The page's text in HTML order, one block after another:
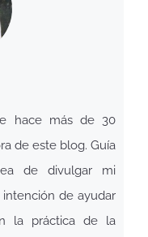
hace más de 30
de este blog. Guía
de divulgar mi
de ayudar
la práctica de la